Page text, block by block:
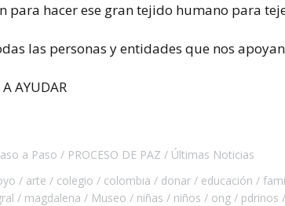
para hacer ese gran tejido humano para
las personas y entidades que nos
AYUDAR
a Paso PROCESO DE PAZ
Últimas Noticias
arte colegio colombia donar educación
magdalena Museo niñas niños ong pdrinos